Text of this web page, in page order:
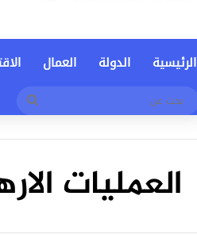
الرئيسية الدولة العمال
العمليات